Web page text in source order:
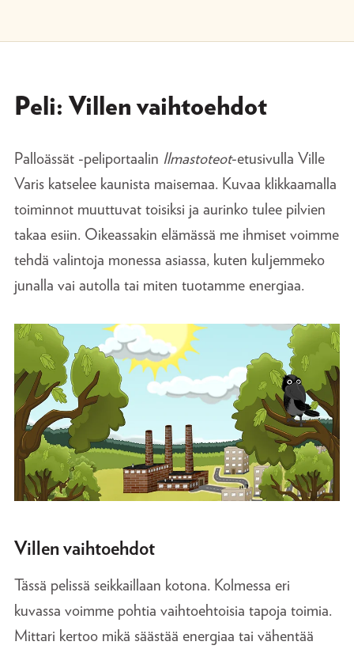
Peli: Villen vaihtoehdot
Palloässät -peliportaalin Ilmastoteot-etusivulla Ville
Varis katselee kaunista maisemaa. Kuvaa klikkaamalla
toiminnot muuttuvat toisiksi ja aurinko tulee pilvien
takaa esiin. Oikeassakin elämässä me ihmiset voimme
tehdä valintoja monessa asiassa, kuten kuljemmeko
junalla vai autolla tai miten tuotamme energiaa.
Villen vaihtoehdot
Tässä pelissä seikkaillaan kotona. Kolmessa eri
kuvassa voimme pohtia vaihtoehtoisia tapoja toimia.
Mittari kertoo mikä säästää energiaa tai vähentää